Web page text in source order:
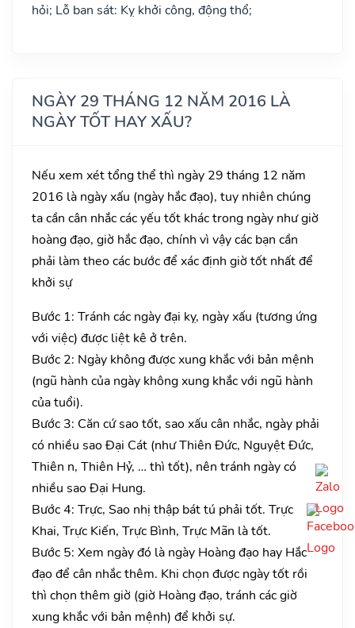
hỏi; Lỗ ban sát: Kỵ khởi công, động thổ;
NGÀY 29 THÁNG 12 NĂM 2016 LÀ
NGÀY TỐT HAY XẤU?
Nếu xem xét tổng thể thì ngày 29 tháng 12 năm
2016 là ngày xấu (ngày hắc đạo), tuy nhiên chúng
ta cần cân nhắc các yếu tốt khác trong ngày như giờ
hoàng đạo, giờ hắc đạo, chính vì vậy các bạn cần
phải làm theo các bước để xác định giờ tốt nhất để
khởi sự
Bước 1: Tránh các ngày đại kỵ, ngày xấu (tương ứng
với việc) được liệt kê ở trên.
Bước 2: Ngày không được xung khắc với bản mệnh
(ngũ hành của ngày không xung khắc với ngũ hành
của tuổi).
Bước 3: Căn cứ sao tốt, sao xấu cân nhắc, ngày phải
có nhiều sao Đại Cát (như Thiên Đức, Nguyệt Đức,
Thiên n, Thiên Hỷ, … thì tốt), nên tránh ngày có
nhiều sao Đại Hung.
Bước 4: Trực, Sao nhị thập bát tú phải tốt. Trực
Khai, Trực Kiến, Trực Bình, Trực Mãn là tốt.
Bước 5: Xem ngày đó là ngày Hoàng đạo hay Hắc
đạo để cân nhắc thêm. Khi chọn được ngày tốt rồi
thì chọn thêm giờ (giờ Hoàng đạo, tránh các giờ
xung khắc với bản mệnh) để khởi sự.